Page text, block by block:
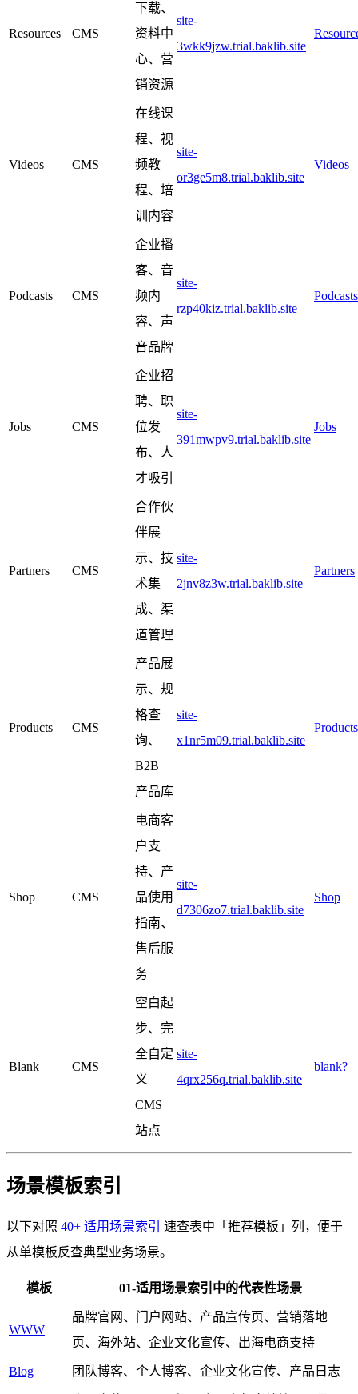
Resources CMS
下载、
资料中
心、营
销资源
site-
3wkk9jzw.trial.baklib.site
Videos CMS
在线课
程、视
频教
程、培
训内容
site-
or3ge5m8.trial.baklib.site
Videos
Podcasts CMS
企业播
客、音
频内
容、声
音品牌
site-
rzp40kiz.trial.baklib.site
Podcasts
Jobs CMS
企业招
聘、职
位发
布、人
才吸引
site-
391mwpv9.trial.baklib.site
Jobs
Partners CMS
合作伙
伴展
示、技
术集
成、渠
道管理
site-
2jnv8z3w.trial.baklib.site
Partners
Products CMS
产品展
示、规
格查
询、
B2B
产品库
site-
x1nr5m09.trial.baklib.site
Products
Shop CMS
电商客
户支
持、产
品使用
指南、
售后服
务
site-
d7306zo7.trial.baklib.site
Shop
Blank CMS
空白起
步、完
全自定
义
CMS
站点
site-
4qrx256q.trial.baklib.site
blank?
场景模板索引
以下对照 40+ 适用场景索引
速查表中「推荐模板」列，便于
从单模板反查典型业务场景。
模板 01-适用场景索引中的代表性场景
WWW
品牌官网、门户网站、产品宣传页、营销落地
页、海外站、企业文化宣传、出海电商支持
Blog 团队博客、个人博客、企业文化宣传、产品日志